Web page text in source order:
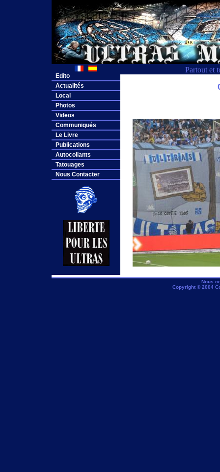
Partout et
Edito
Actualités
Local
Photos
Videos
Communiqués
Le Livre
Publications
Autocollants
Tatouages
Nous Contacter
Nous
Copyright © 2004